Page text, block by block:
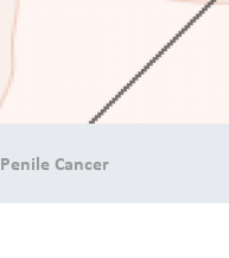
Penile Cancer